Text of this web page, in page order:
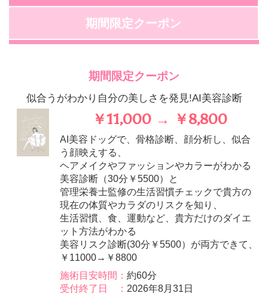
期間限定クーポン
期間限定クーポン
似合うがわかり自分の美しさを発見!AI美容診断
￥11,000 → ￥8,800
AI美容ドッグで、骨格診断、顔分析し、似合
う顔映えする、
ヘアメイクやファッションやカラーがわかる
美容診断（30分￥5500）と
管理栄養士監修の生活習慣チェックで貴方の
現在の体質やカラダのリスクを知り、
生活習慣、食、運動など、貴方だけのダイエ
ット方法がわかる
美容リスク診断(30分￥5500）が両方できて、
￥11000→￥8800
施術目安時間： 約60分
受付終了日 ： 2026年8月31日